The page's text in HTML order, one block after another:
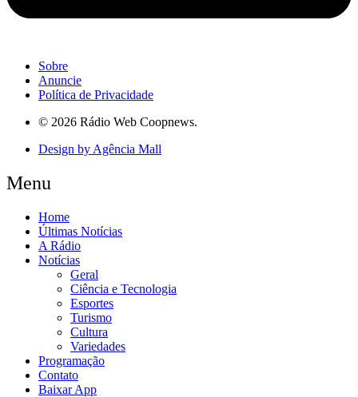
Sobre
Anuncie
Política de Privacidade
© 2026 Rádio Web Coopnews.
Design by Agência Mall
Menu
Home
Últimas Notícias
A Rádio
Notícias
Geral
Ciência e Tecnologia
Esportes
Turismo
Cultura
Variedades
Programação
Contato
Baixar App